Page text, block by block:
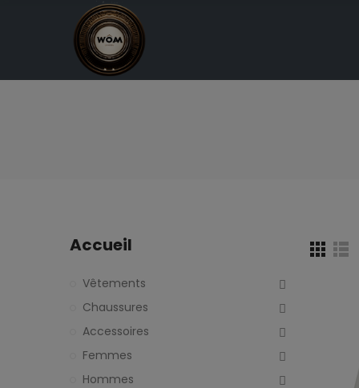
Accueil
Vêtements
Chaussures
Accessoires
Femmes
Hommes